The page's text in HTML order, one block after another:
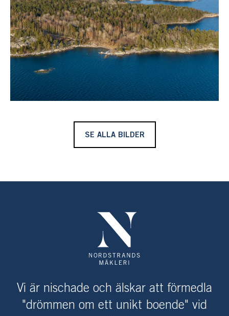
SE ALLA BILDER
Vi är nischade och älskar att förmedla
"drömmen om ett unikt boende" vid